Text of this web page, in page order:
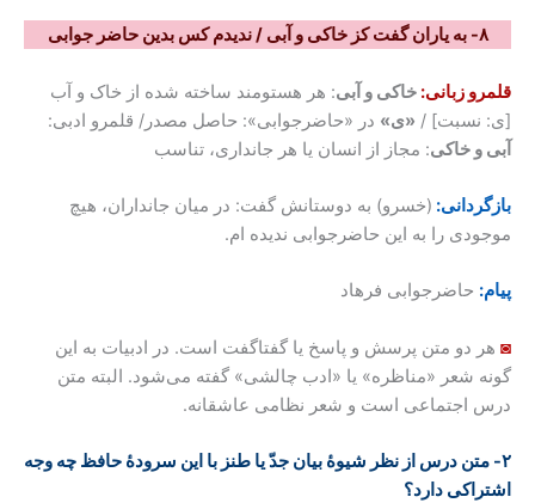
۸- به یاران گفت کز خاکی و آبی / ندیدم کس بدین حاضر جوابی
قلمرو زبانی: خاکی و آبی: هر هستومند ساخته شده از خاک و آب
[ی: نسبت] / «ی» در «حاضرجوابی»: حاصل مصدر/ قلمرو ادبی:
آبی و خاکی: مجاز از انسان یا هر جانداری، تناسب
بازگردانی: (خسرو) به دوستانش گفت: در میان جانداران، هیچ
موجودی را به این حاضرجوابی ندیده ام.
پیام: حاضرجوابی فرهاد
◙ هر دو متن پرسش و پاسخ یا گفتاگفت است. در ادبیات به این
گونه شعر «مناظره» یا «ادب چالشی» گفته می‌شود. البته متن
درس اجتماعی است و شعر نظامی عاشقانه.
۲- متن درس از نظر شیوۀ بیان جدّ یا طنز با این سرودۀ حافظ چه وجه
اشتراکی دارد؟